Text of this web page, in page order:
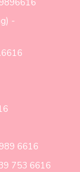
tùy
được
-
6616
753 6616